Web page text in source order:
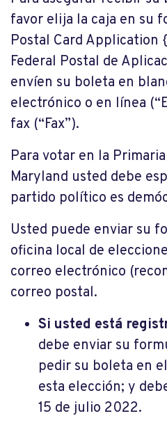
favor elija la caja en su
Postal Card Application
Federal Postal de
envíen su boleta en
electrónico o en línea
fax (“Fax”).
Para votar en la
Maryland usted debe
partido político es
Usted puede enviar su
oficina local de
correo electrónico
correo postal.
Si usted está
debe enviar su
pedir su boleta en
esta elección; y
15 de julio 2022.